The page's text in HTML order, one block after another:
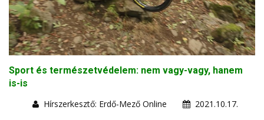
Sport és természetvédelem: nem vagy-vagy, hanem
is-is
Hírszerkesztő: Erdő-Mező Online
2021.10.17.